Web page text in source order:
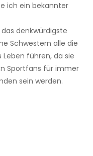
ich ein bekannter
denkwürdigste
Schwestern alle die
führen, da sie
Sportfans für immer
sein werden.